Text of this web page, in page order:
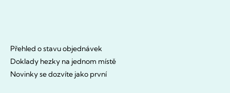
Přehled o stavu objednávek
Doklady hezky na jednom místě
Novinky se dozvíte jako první